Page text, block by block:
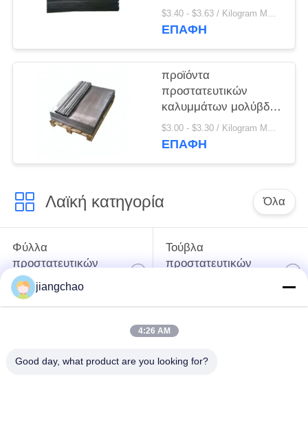
ακτίνας X Medeical
ταξινόμηση οργάνων
$3.40 - $3.63 / Kilogram MOQ:100 χιλιόγραμμο/χιλιόγραμμα
ΕΠΑΦΉ
προϊόντα
προστατευτικών
καλυμμάτων μολύβδου
2mm για την
προστασία ακτίνας X
$3.00 - $3.30 / Kilogram MOQ:10 χιλιόγραμμο/χιλιόγραμμα
ΕΠΑΦΉ
Λαϊκή κατηγορία Όλα
Φύλλα
προστατευτικών
καλυμμάτων
μολύβδου
Τούβλα
προστατευτικών
ακτίνας X
από τη ραδιενέργεια
jiangchao
4:26 AM
Good day, what product are you looking for?